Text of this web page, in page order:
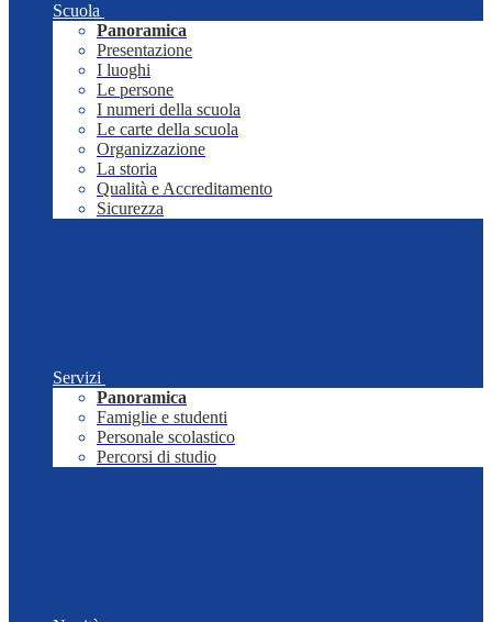
Scuola
Panoramica
Presentazione
I luoghi
Le persone
I numeri della scuola
Le carte della scuola
Organizzazione
La storia
Qualità e Accreditamento
Sicurezza
Servizi
Panoramica
Famiglie e studenti
Personale scolastico
Percorsi di studio